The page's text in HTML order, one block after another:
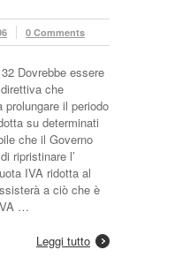
0 Comments
Dovrebbe essere
che
il periodo
su determinati
che il Governo
ripristinare l’
IVA ridotta al
a ciò che è
…
Leggi tutto